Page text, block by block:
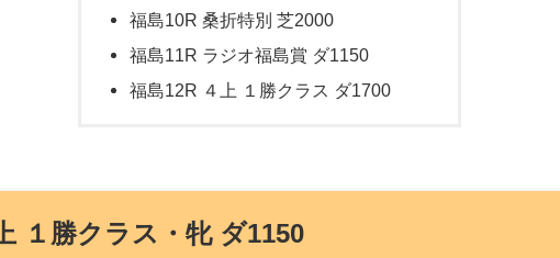
福島10R 桑折特別 芝2000
福島11R ラジオ福島賞 ダ1150
福島12R ４上 １勝クラス ダ1700
１勝クラス・牝 ダ1150